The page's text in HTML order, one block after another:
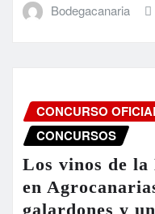
Bodegacanaria
CONCURSO
CONCURSOS
Los vinos de la
en
galardones y